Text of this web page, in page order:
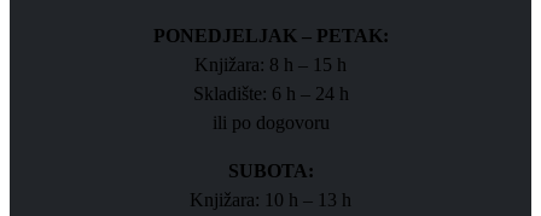
PONEDJELJAK – PETAK:
Knjižara: 8 h – 15 h
Skladište: 6 h – 24 h
ili po dogovoru
SUBOTA:
Knjižara: 10 h – 13 h